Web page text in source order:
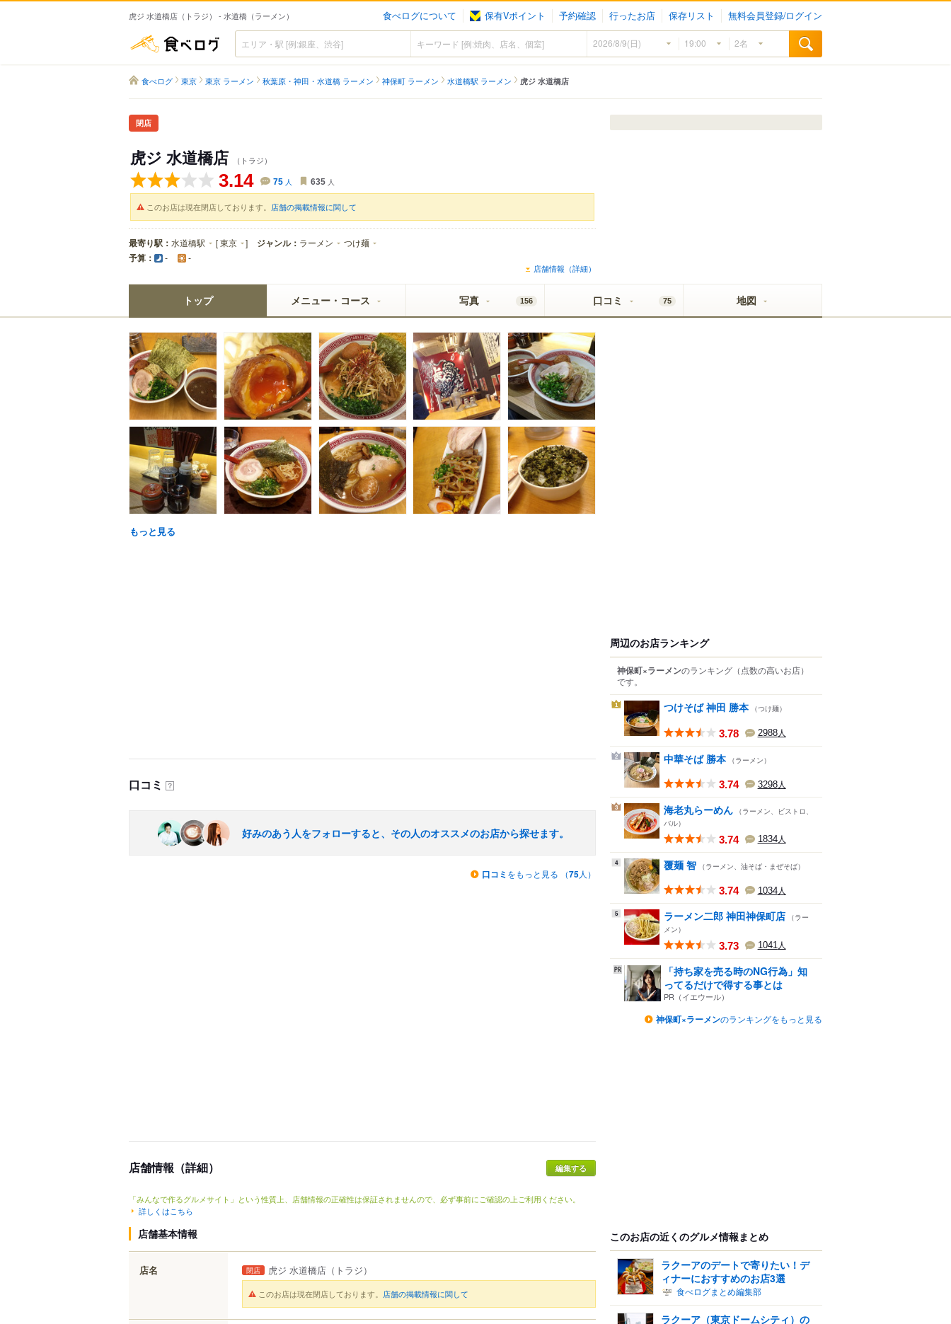
虎ジ 水道橋店（トラジ） - 水道橋（ラーメン） 食べログについて 保有Vポイント 予約確認 行ったお店 保存リスト 無料会員登録/ログイン
食べログ
食べログ 東京 東京 ラーメン 秋葉原・神田・水道橋 ラーメン 神保町 ラーメン 水道橋駅 ラーメン 虎ジ 水道橋店
閉店
虎ジ 水道橋店 （トラジ）
3.14 75 人 635 人
このお店は現在閉店しております。 店舗の掲載情報に関して
最寄り駅： 水道橋駅 [東京 ] ジャンル： ラーメン つけ麺
予算： - -
店舗情報（詳細）
トップ メニュー・コース 写真 156 口コミ 75 地図
もっと見る
口コミ ？
好みのあう人をフォローすると、その人のオススメのお店から探せます。
口コミ をもっと見る （75人）
店舗情報（詳細） 編集する
「みんなで作るグルメサイト」という性質上、店舗情報の正確性は保証されませんので、必ず事前にご確認の上ご利用ください。
詳しくはこちら
店舗基本情報
店名 閉店 虎ジ 水道橋店 （トラジ）
このお店は現在閉店しております。 店舗の掲載情報に関して
周辺のお店ランキング
神保町×ラーメンのランキング （点数の高いお店）
です。
1 つけそば 神田 勝本 （つけ麺）
3.78 2988人
2 中華そば 勝本 （ラーメン）
3.74 3298人
3 海老丸らーめん （ラーメン、ビストロ、
バル）
3.74 1834人
4 覆麺 智 （ラーメン、油そば・まぜそば）
3.74 1034人
5 ラーメン二郎 神田神保町店 （ラー
メン）
3.73 1041人
「持ち家を売る時のNG行為」知
ってるだけで得する事とは
PR（イエウール）
神保町×ラーメンのランキングをもっと見る
このお店の近くのグルメ情報まとめ
ラクーアのデートで寄りたい！デ
ィナーにおすすめのお店3選
食べログまとめ編集部
ラクーア（東京ドームシティ）の